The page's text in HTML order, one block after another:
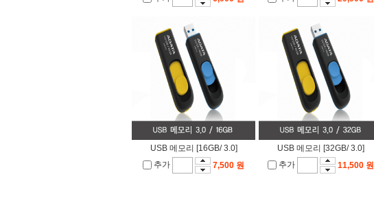
USB 메모리 [16GB/ 3.0]
추가
7,500 원
USB 메모리 [32GB/ 3.0]
추가
11,500 원